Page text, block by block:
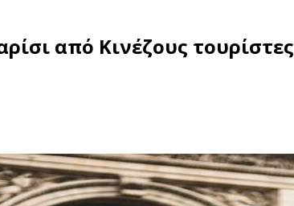
από Κινέζους τουρίστες